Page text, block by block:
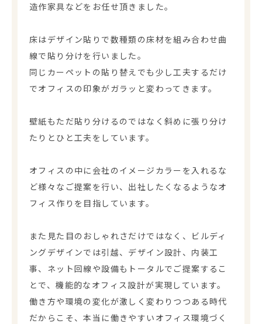
造作家具などをお任せ頂きました。
床はデザイン貼りで数種類の床材を組み合わせ曲
線で貼り分けを行いました。
同じカーペットの貼り替えでも少し工夫するだけ
でオフィスの印象がガラッと変わってきます。
壁紙もただ貼り分けるのではなく斜めに張り分け
たりとひと工夫をしています。
オフィスの中に会社のイメージカラーを入れるな
ど様々なご提案を行い、出社したくなるようなオ
フィス作りを目指しています。
また見た目のおしゃれさだけではなく、ビルディ
ングデザインでは引越、デザイン設計、内装工
事、ネット回線や設備もトータルでご提案するこ
とで、機能的なオフィス設計が実現しています。
働き方や環境の変化が激しく変わりつつある時代
だからこそ、本当に働きやすいオフィス環境づく